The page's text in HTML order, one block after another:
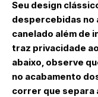
Seu design
despercebidas no
canelado além de
traz privacidade
abaixo, observe
no acabamento
correr que separa